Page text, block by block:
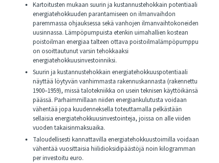
Kartoitusten mukaan suurin ja kustannustehokkain potentiaali
energiatehokkuuden parantamiseen on ilmanvaihdon
paremmassa ohjauksessa sekä vanhojen ilmanvaihtokoneiden
uusinnassa. Lämpöpumpuista etenkin uimahallien kostean
poistoilman energiaa talteen ottava poistoilmalämpöpumppu
on osoittautunut varsin tehokkaaksi
energiatehokkuusinvestoinniksi.
Suurin ja kustannustehokkain energiatehokkuuspotentiaali
näyttää löytyvän vanhimmasta rakennuskannasta (rakennettu
1900–1959), missä talotekniikka on usein teknisen käyttöikänsä
päässä. Parhaimmillaan niiden energiankulutusta voidaan
vähentää jopa kuudenneksella toteuttamalla pelkästään
sellaisia energiatehokkuusinvestointeja, joissa on alle viiden
vuoden takaisinmaksuaika.
Taloudellisesti kannattavilla energiatehokkuustoimilla voidaan
vähentää vuosittaisia hiilidioksidipäästöjä noin kilogramman
per investoitu euro.